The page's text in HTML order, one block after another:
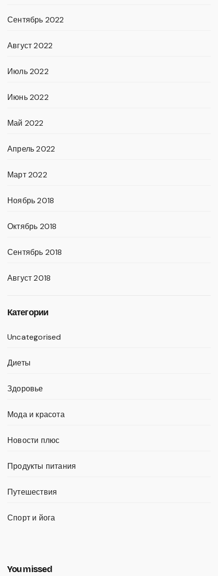
Сентябрь 2022
Август 2022
Июль 2022
Июнь 2022
Май 2022
Апрель 2022
Март 2022
Ноябрь 2018
Октябрь 2018
Сентябрь 2018
Август 2018
Категории
Uncategorised
Диеты
Здоровье
Мода и красота
Новости плюс
Продукты питания
Путешествия
Спорт и йога
You missed